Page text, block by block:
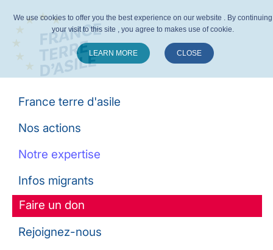
France terre d'asile
Nos actions
Notre expertise
Infos migrants
Faire un don
Rejoignez-nous
We use cookies to offer you the best experience on our website . By continuing
your visit to this site , you agree to makes use of cookie.
LEARN MORE CLOSE